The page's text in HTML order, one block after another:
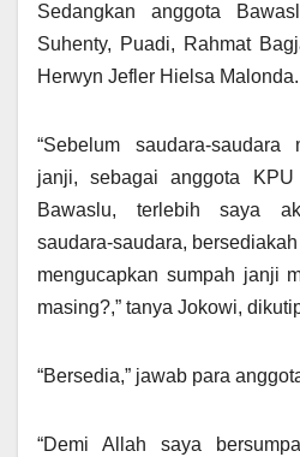
Sedangkan anggota
Suhenty, Puadi, Rahmat
Herwyn Jefler Hielsa Malonda.
“Sebelum saudara-saudara
janji, sebagai anggota
Bawaslu, terlebih saya
saudara-saudara,
mengucapkan sumpah janji
masing?,” tanya Jokowi,
“Bersedia,” jawab para
“Demi Allah saya